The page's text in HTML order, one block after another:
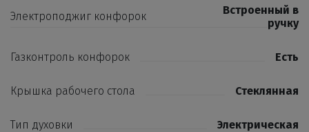
Электроподжиг конфорок
Встроенный в
ручку
Газконтроль конфорок Есть
Крышка рабочего стола Стеклянная
Тип духовки Электрическая